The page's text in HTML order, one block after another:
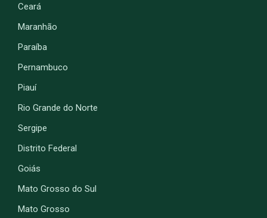
Ceará
Maranhão
Paraíba
Pernambuco
Piauí
Rio Grande do Norte
Sergipe
Distrito Federal
Goiás
Mato Grosso do Sul
Mato Grosso